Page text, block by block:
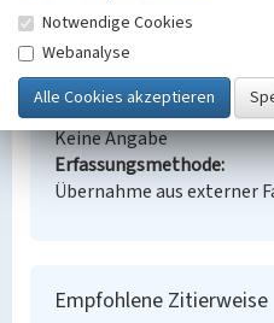
Wochozy
Fachsicht(en)
Denkmalpflege
Erfassungsmaßstab
Keine Angabe
Erfassungsmethode
Übernahme aus externer
Empfohlene Zitierweise
Notwendige Cookies
Webanalyse